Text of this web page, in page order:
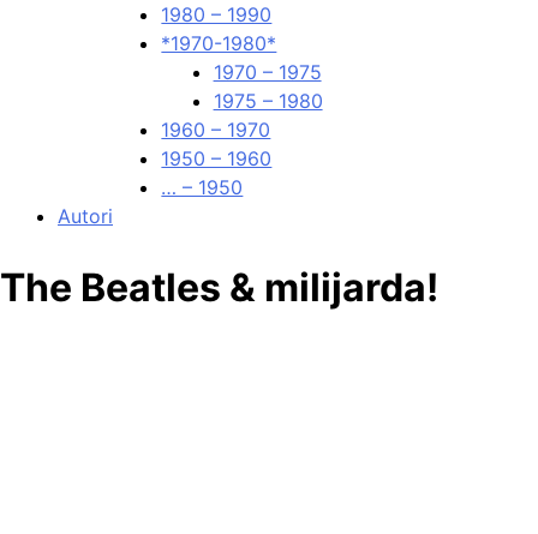
1980 – 1990
*1970-1980*
1970 – 1975
1975 – 1980
1960 – 1970
1950 – 1960
… – 1950
Autori
The Beatles & milijarda!